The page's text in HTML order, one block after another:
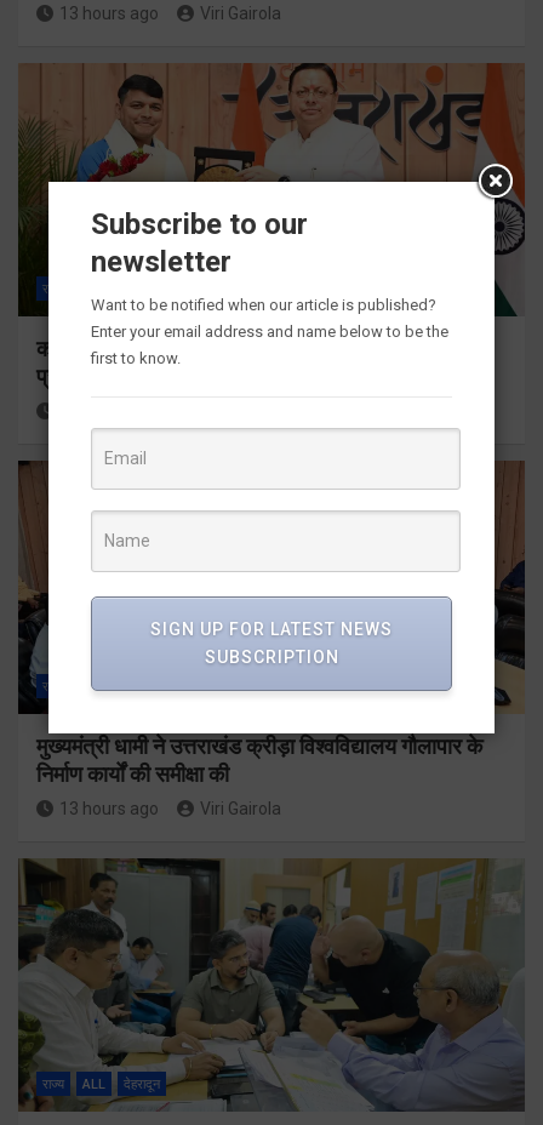
13 hours ago Viri Gairola
राज्य
कॉमनवेल्थ गेम्स 2026 के उत्तराखंड के पदक विजेताओं और
प्रशिक्षकों को मुख्यमंत्री धामी ने किया सम्मानित
राज्य ALL देहरादून
मुख्यमंत्री धामी ने उत्तराखंड क्रीड़ा विश्वविद्यालय गौलापार के
निर्माण कार्यों की समीक्षा की
13 hours ago Viri Gairola
राज्य ALL देहरादून
Subscribe to our
newsletter
Want to be notified when our article is published?
Enter your email address and name below to be the
first to know.
SIGN UP FOR LATEST NEWS
SUBSCRIPTION